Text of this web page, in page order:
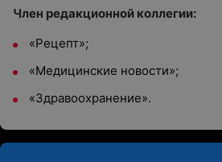
Член редакционной коллегии:
«Рецепт»;
«Медицинские новости»;
«Здравоохранение».